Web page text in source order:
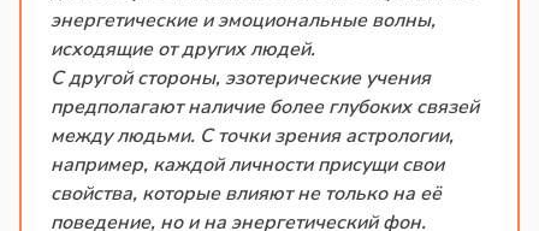
энергетические и эмоциональные волны,
исходящие от других людей.
С другой стороны, эзотерические учения
предполагают наличие более глубоких связей
между людьми. С точки зрения астрологии,
например, каждой личности присущи свои
свойства, которые влияют не только на её
поведение, но и на энергетический фон.